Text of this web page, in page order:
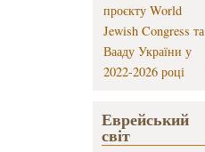
проєкту World
Jewish Congress та
Вааду України у
2022-2026 році
Еврейський
світ